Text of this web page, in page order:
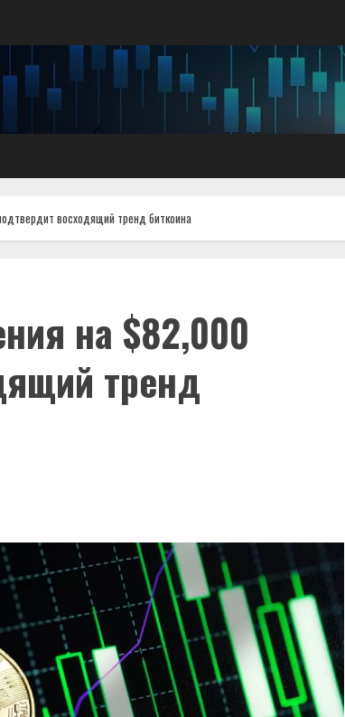
восходящий тренд биткоина
на $82,000
тренд